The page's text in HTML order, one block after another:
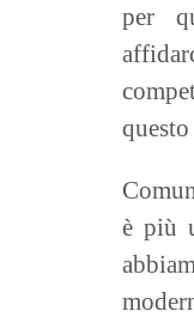
per
questo
è più